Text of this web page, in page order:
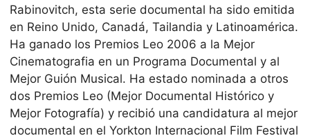
Rabinovitch, esta serie documental ha sido emitida
en Reino Unido, Canadá, Tailandia y Latinoamérica.
Ha ganado los Premios Leo 2006 a la Mejor
Cinematografia en un Programa Documental y al
Mejor Guión Musical. Ha estado nominada a otros
dos Premios Leo (Mejor Documental Histórico y
Mejor Fotografía) y recibió una candidatura al mejor
documental en el Yorkton Internacional Film Festival